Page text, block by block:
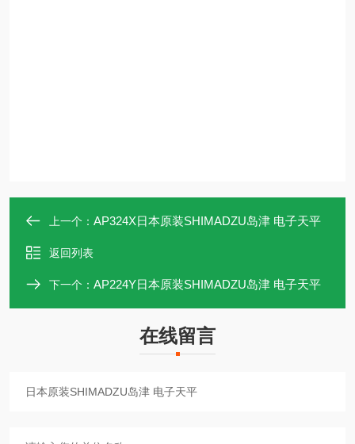
上一个： AP324X日本原装SHIMADZU岛津 电子天平
返回列表
下一个： AP224Y日本原装SHIMADZU岛津 电子天平
在线留言